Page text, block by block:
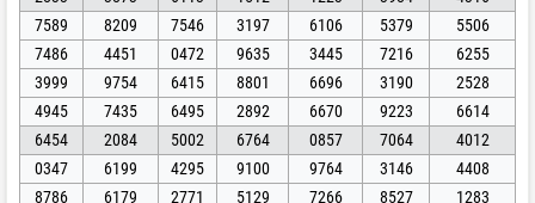
7589
8209 7546 3197 6106 5379
5506
7486
4451 0472 9635 3445 7216
6255
3999
9754 6415 8801 6696 3190
2528
4945
7435 6495 2892 6670 9223
6614
6454
2084 5002 6764 0857 7064
4012
0347
6199 4295 9100 9764 3146
4408
8786
6179 2771 5129 7266 8527 1283